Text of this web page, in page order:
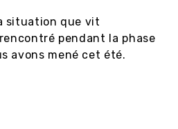
situation que vit
pendant la phase
avons mené cet été.